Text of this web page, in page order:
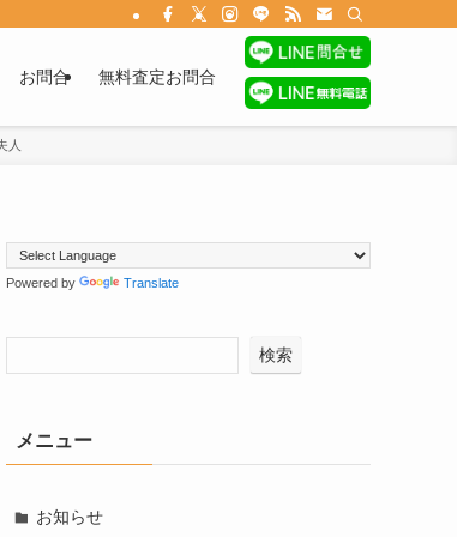
お問合 無料査定お問合
人
Powered by Translate
検索
メニュー
お知らせ